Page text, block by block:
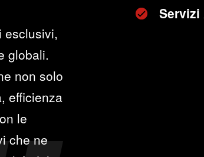
esclusivi,
globali.
non solo
efficienza
le
che ne